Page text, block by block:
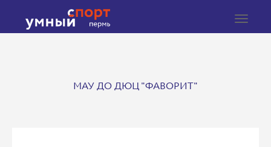
Toggle
МАУ ДО ДЮЦ "ФАВОРИТ"